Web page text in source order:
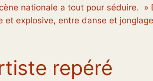
nationale a tout pour séduire. »
et explosive, entre danse et
repéré